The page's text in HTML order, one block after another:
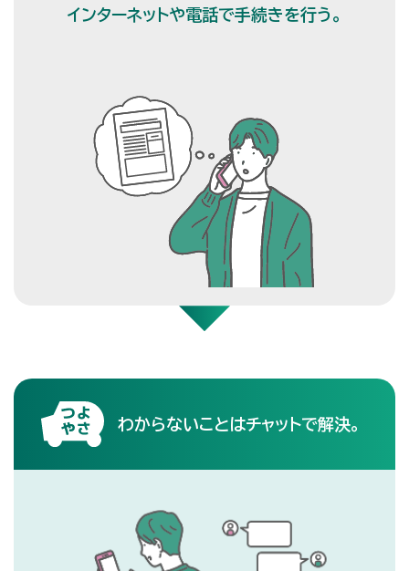
インターネットや電話で手続きを行う。
わからないことはチャットで解決。